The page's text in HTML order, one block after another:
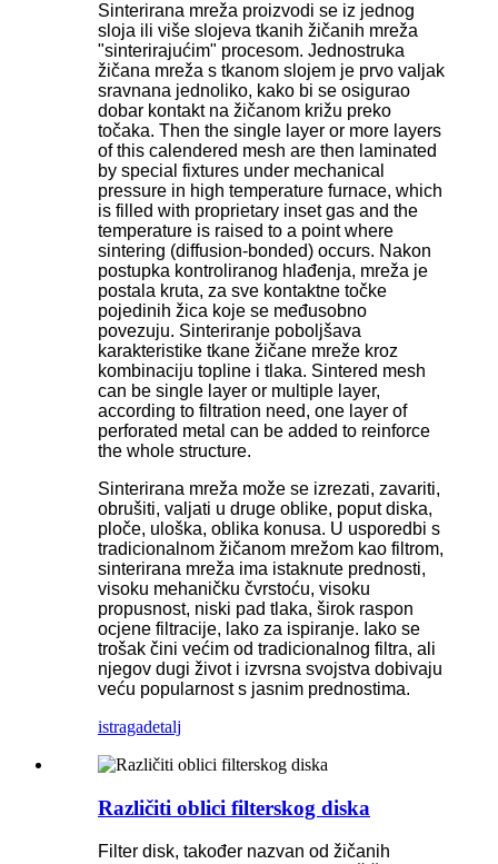
Sinterirana mreža proizvodi se iz jednog
sloja ili više slojeva tkanih žičanih mreža
"sinterirajućim" procesom. Jednostruka
žičana mreža s tkanom slojem je prvo valjak
sravnana jednoliko, kako bi se osigurao
dobar kontakt na žičanom križu preko
točaka. Then the single layer or more layers
of this calendered mesh are then laminated
by special fixtures under mechanical
pressure in high temperature furnace, which
is filled with proprietary inset gas and the
temperature is raised to a point where
sintering (diffusion-bonded) occurs. Nakon
postupka kontroliranog hlađenja, mreža je
postala kruta, za sve kontaktne točke
pojedinih žica koje se međusobno
povezuju. Sinteriranje poboljšava
karakteristike tkane žičane mreže kroz
kombinaciju topline i tlaka. Sintered mesh
can be single layer or multiple layer,
according to filtration need, one layer of
perforated metal can be added to reinforce
the whole structure.
Sinterirana mreža može se izrezati, zavariti,
obrušiti, valjati u druge oblike, poput diska,
ploče, uloška, ​​oblika konusa. U usporedbi s
tradicionalnom žičanom mrežom kao filtrom,
sinterirana mreža ima istaknute prednosti,
visoku mehaničku čvrstoću, visoku
propusnost, niski pad tlaka, širok raspon
ocjene filtracije, lako za ispiranje. Iako se
trošak čini većim od tradicionalnog filtra, ali
njegov dugi život i izvrsna svojstva dobivaju
veću popularnost s jasnim prednostima.
istragadetalj
Različiti oblici filterskog diska
Filter disk, također nazvan od žičanih